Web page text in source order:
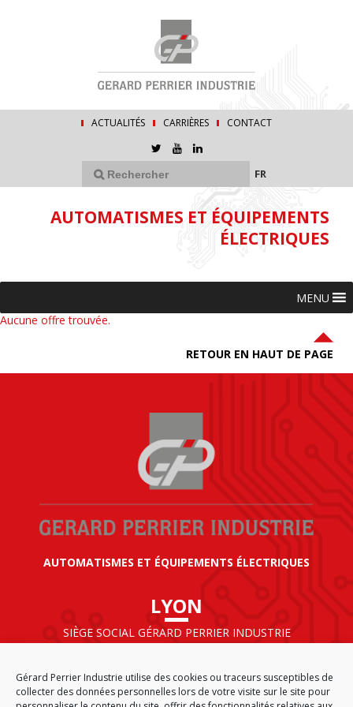
Gérard Perrier Industrie utilise des cookies ou traceurs susceptibles de
collecter des données personnelles lors de votre visite sur le site pour
ACTUALITÉS CARRIÈRES CONTACT
FR
AUTOMATISMES ET ÉQUIPEMENTS
ÉLECTRIQUES
MENU
Aucune offre trouvée.
RETOUR EN HAUT DE PAGE
AUTOMATISMES ET ÉQUIPEMENTS ÉLECTRIQUES
LYON
SIÈGE SOCIAL GÉRARD PERRIER INDUSTRIE
69125 LYON AÉROPORT SAINT EXUPÉRY
FRANCE